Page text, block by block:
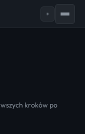
☀
kroków po